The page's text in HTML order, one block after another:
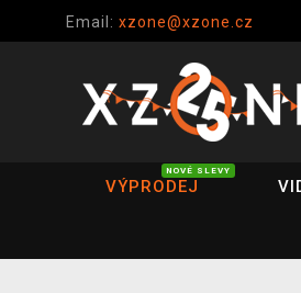
Email: xzone@xzone.cz
VÝPRODEJ
NOVÉ SLEVY